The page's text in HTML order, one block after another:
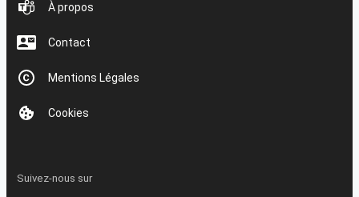
À propos
Contact
Mentions Légales
Cookies
Suivez-nous sur